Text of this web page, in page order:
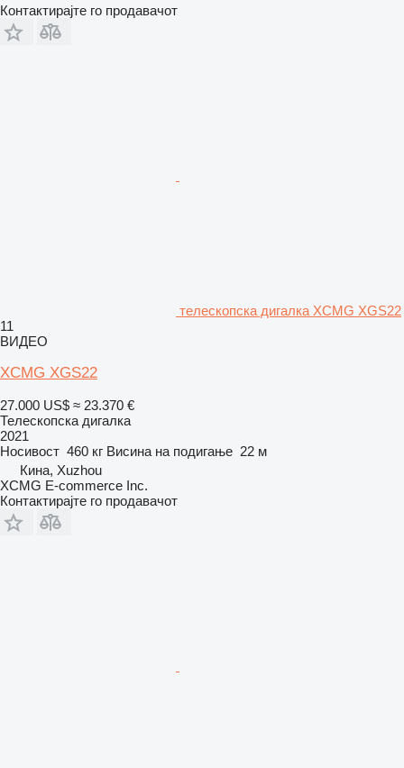
Контактирајте го продавачот
телескопска дигалка XCMG XGS22
11
ВИДЕО
XCMG XGS22
27.000 US$ ≈ 23.370 €
Телескопска дигалка
2021
Носивост 460 кг Висина на подигање 22 м
Кина, Xuzhou
XCMG E-commerce Inc.
Контактирајте го продавачот